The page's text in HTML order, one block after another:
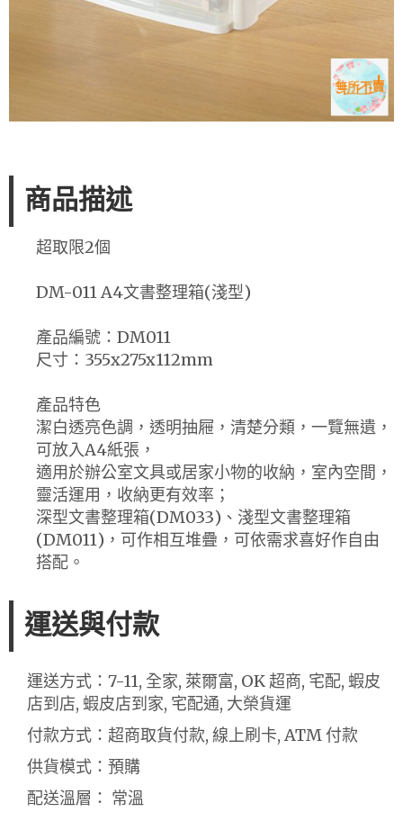
商品描述
超取限2個
DM-011 A4文書整理箱(淺型)
產品編號：DM011
尺寸：355x275x112mm
產品特色
潔白透亮色調，透明抽屜，清楚分類，一覽無遺，
可放入A4紙張，
適用於辦公室文具或居家小物的收納，室內空間，
靈活運用，收納更有效率；
深型文書整理箱(DM033)、淺型文書整理箱
(DM011)，可作相互堆疊，可依需求喜好作自由
搭配。
運送與付款
運送方式：7-11, 全家, 萊爾富, OK 超商, 宅配, 蝦皮
店到店, 蝦皮店到家, 宅配通, 大榮貨運
付款方式：超商取貨付款, 線上刷卡, ATM 付款
供貨模式：預購
配送溫層： 常溫